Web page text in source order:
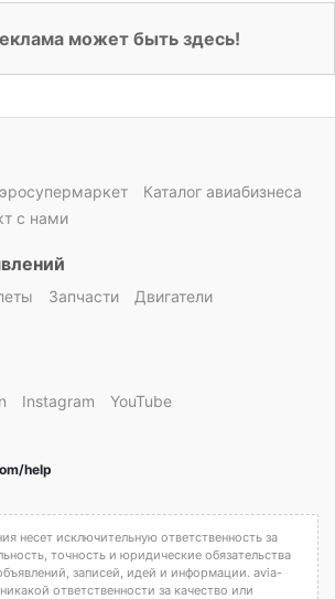
может быть здесь!
Каталог авиабизнеса
с нами
Запчасти
Двигатели
Instagram YouTube
help
несет исключительную ответственность за
точность и юридические обязательства
записей, идей и информации. avia-
ответственности за качество или